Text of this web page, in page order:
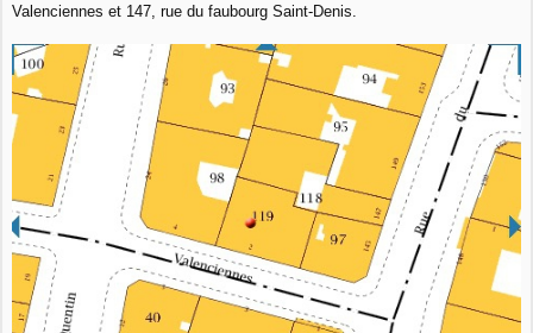
Valenciennes et 147, rue du faubourg Saint-Denis.